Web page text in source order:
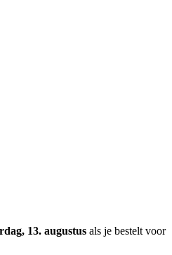
13. augustus als je bestelt voor